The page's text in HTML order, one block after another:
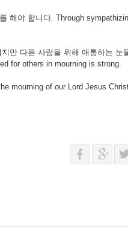
해야 합니다. Through
만 다른 사람을 위해 애통하는
for others in mourning is strong.
mourning of our Lord Jesus